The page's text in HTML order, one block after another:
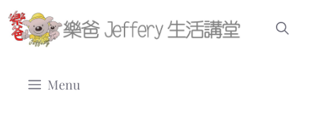
跳
至
Menu